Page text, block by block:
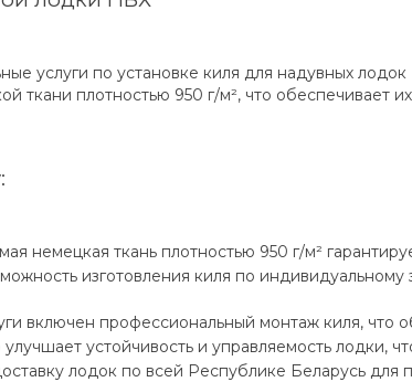
услуги по установке киля для надувных
ткани плотностью 950 г/м², что обеспечивает
немецкая ткань плотностью 950 г/м²
изготовления киля по
включен профессиональный монтаж киля, что
улучшает устойчивость и управляемость лодки,
лодок по всей Республике Беларусь для